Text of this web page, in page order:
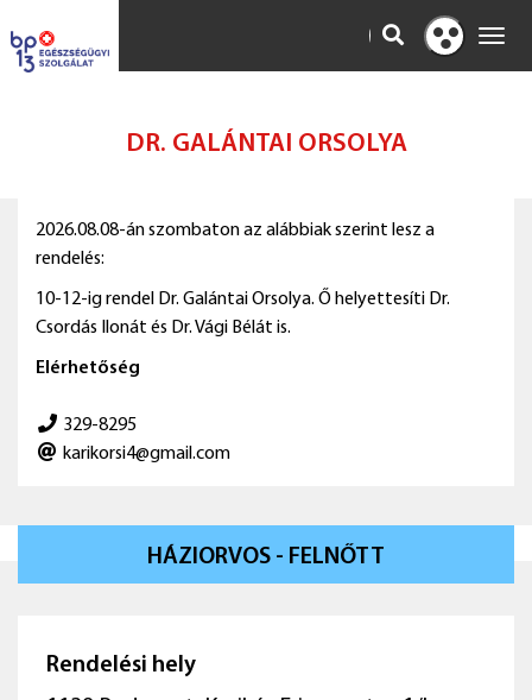
KERESÉS
Kontraszt
nézet
DR. GALÁNTAI ORSOLYA
2026.08.08-án szombaton az alábbiak szerint lesz a
rendelés:
10-12-ig rendel Dr. Galántai Orsolya. Ő helyettesíti Dr.
Csordás Ilonát és Dr. Vági Bélát is.
Elérhetőség
329-8295
karikorsi4@gmail.com
HÁZIORVOS - FELNŐTT
Rendelési hely